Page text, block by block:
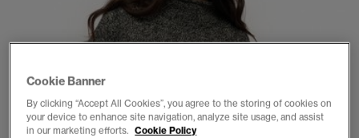
Cookie Banner
By clicking “Accept All Cookies”, you agree to the storing of cookies on
your device to enhance site navigation, analyze site usage, and assist
in our marketing efforts. Cookie Policy